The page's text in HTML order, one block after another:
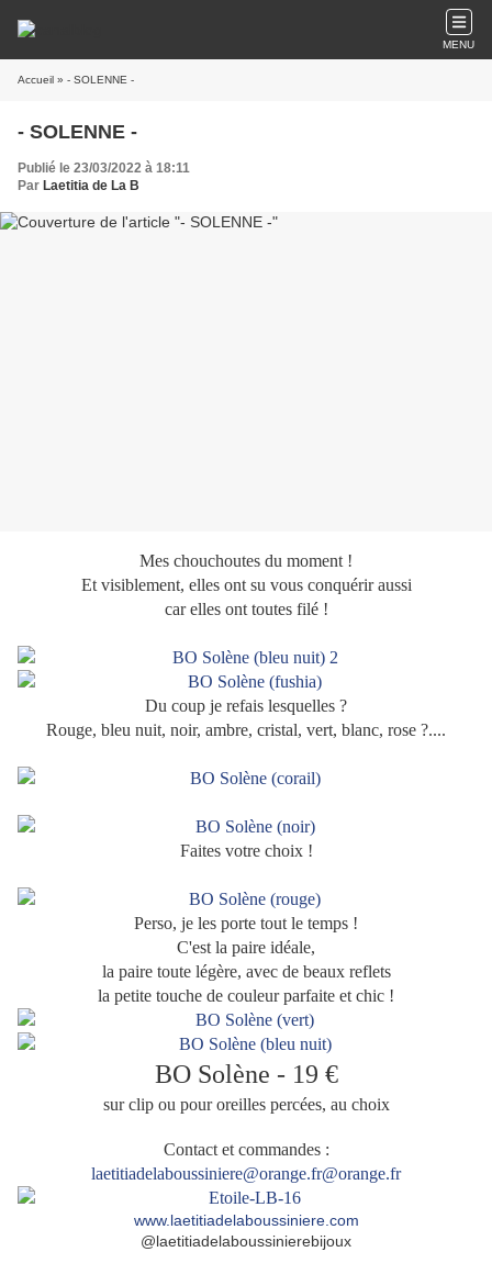
MENU
Accueil » - SOLENNE -
- SOLENNE -
Publié le 23/03/2022 à 18:11
Par Laetitia de La B
Mes chouchoutes du moment !
Et visiblement, elles ont su vous conquérir aussi
car elles ont toutes filé !
Du coup je refais lesquelles ?
Rouge, bleu nuit, noir, ambre, cristal, vert, blanc, rose ?....
Faites votre choix !
Perso, je les porte tout le temps !
C'est la paire idéale,
la paire toute légère, avec de beaux reflets
la petite touche de couleur parfaite et chic !
BO Solène - 19 €
sur clip ou pour oreilles percées, au choix
Contact et commandes :
laetitiadelaboussiniere@orange.fr@orange.fr
www.laetitiadelaboussiniere.com
@laetitiadelaboussinierebijoux